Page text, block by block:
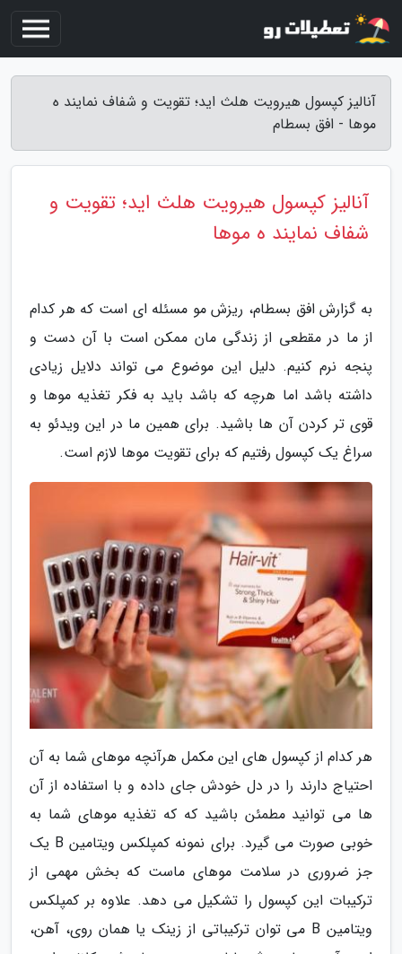
آنالیز کپسول هیرویت هلث اید؛ تقویت و شفاف نمایند ه
موها - افق بسطام
آنالیز کپسول هیرویت هلث اید؛ تقویت و
شفاف نمایند ه موها
به گزارش افق بسطام، ریزش مو مسئله ای است که هر کدام
از ما در مقطعی از زندگی مان ممکن است با آن دست و
پنجه نرم کنیم. دلیل این موضوع می تواند دلایل زیادی
داشته باشد اما هرچه که باشد باید به فکر تغذیه موها و
قوی تر کردن آن ها باشید. برای همین ما در این ویدئو به
سراغ یک کپسول رفتیم که برای تقویت موها لازم است.
هر کدام از کپسول های این مکمل هرآنچه موهای شما به آن
احتیاج دارند را در دل خودش جای داده و با استفاده از آن
ها می توانید مطمئن باشید که که تغذیه موهای شما به
خوبی صورت می گیرد. برای نمونه کمپلکس ویتامین B یک
جز ضروری در سلامت موهای ماست که بخش مهمی از
ترکیبات این کپسول را تشکیل می دهد. علاوه بر کمپلکس
ویتامین B می توان ترکیباتی از زینک یا همان روی، آهن،